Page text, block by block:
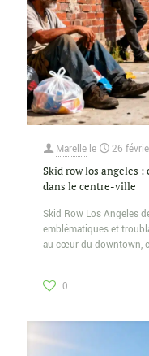
Marelle le 26
Skid row los angeles
dans le centre-ville
Skid Row Los Angeles
emblématiques et
au cœur du downtown,
0